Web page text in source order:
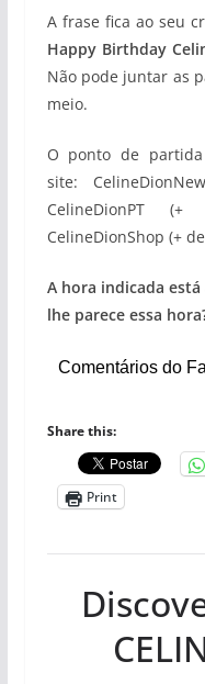
A frase fica ao seu
Happy Birthday
Não pode juntar as
meio.
O ponto de
site:
CelineDionPT
CelineDionShop (+
A hora indicada
lhe parece essa
Comentários do
Share this:
Print